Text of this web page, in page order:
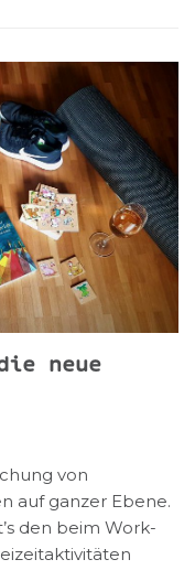
neue
von
auf ganzer Ebene.
den beim Work-